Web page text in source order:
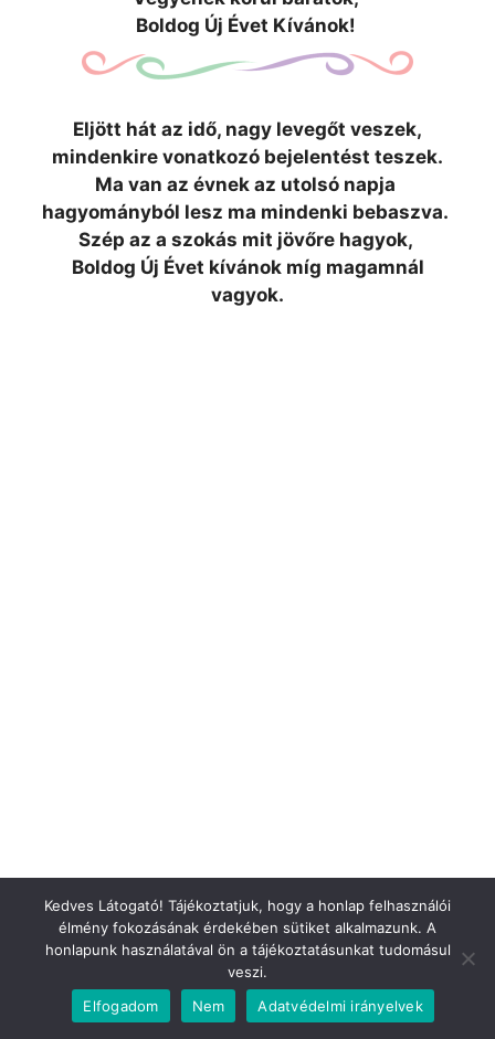
Boldog Új Évet Kívánok!
Eljött hát az idő, nagy levegőt veszek,
mindenkire vonatkozó bejelentést teszek.
Ma van az évnek az utolsó napja
hagyományból lesz ma mindenki bebaszva.
Szép az a szokás mit jövőre hagyok,
Boldog Új Évet kívánok míg magamnál
vagyok.
Szilveszteri köszöntő
Kedves Látogató! Tájékoztatjuk, hogy a honlap felhasználói
élmény fokozásának érdekében sütiket alkalmazunk. A
honlapunk használatával ön a tájékoztatásunkat tudomásul
veszi.
Elfogadom
Nem Adatvédelmi irányelvek